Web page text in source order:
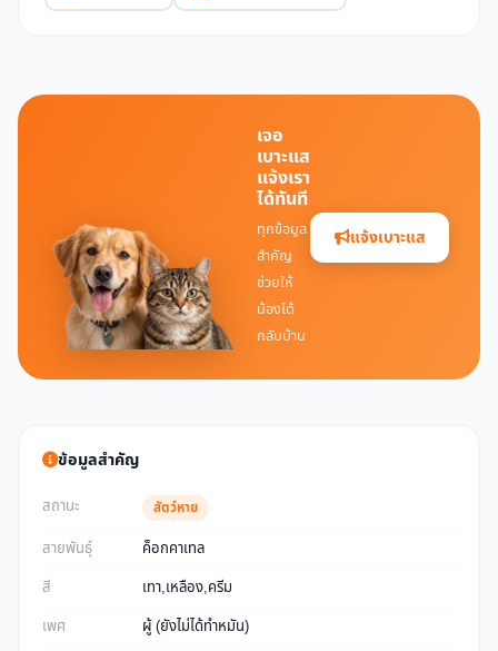
เจอ
เบาะแส
แจ้งเรา
ได้ทันที
ทุกข้อมูล
สำคัญ
ช่วยให้
น้องได้
กลับบ้าน
แจ้งเบาะแส
ข้อมูลสำคัญ
สถานะ สัตว์หาย
สายพันธุ์
ค็อกคาเทล
สี
เทา,เหลือง,ครีม
เพศ
ผู้ (ยังไม่ได้ทำหมัน)